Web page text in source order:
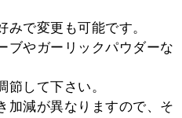
で変更も可能です。
ブやガーリックパウダーな
節して下さい。
加減が異なりますので、そ